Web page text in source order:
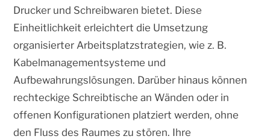
Drucker und Schreibwaren bietet. Diese
Einheitlichkeit erleichtert die Umsetzung
organisierter Arbeitsplatzstrategien, wie z. B.
Kabelmanagementsysteme und
Aufbewahrungslösungen. Darüber hinaus können
rechteckige Schreibtische an Wänden oder in
offenen Konfigurationen platziert werden, ohne
den Fluss des Raumes zu stören. Ihre